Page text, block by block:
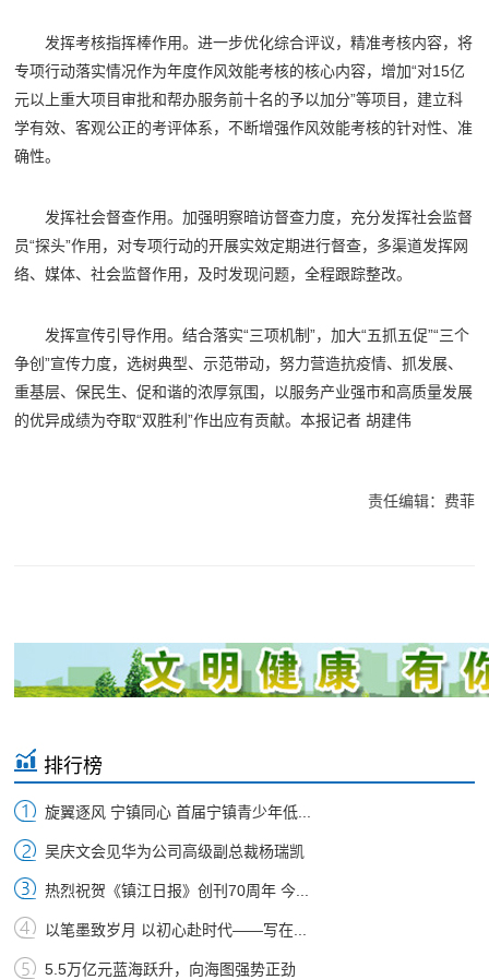
发挥考核指挥棒作用。进一步优化综合评议，精准考核内容，将
专项行动落实情况作为年度作风效能考核的核心内容，增加“对15亿
元以上重大项目审批和帮办服务前十名的予以加分”等项目，建立科
学有效、客观公正的考评体系，不断增强作风效能考核的针对性、准
确性。
发挥社会督查作用。加强明察暗访督查力度，充分发挥社会监督
员“探头”作用，对专项行动的开展实效定期进行督查，多渠道发挥网
络、媒体、社会监督作用，及时发现问题，全程跟踪整改。
发挥宣传引导作用。结合落实“三项机制”，加大“五抓五促”“三个
争创”宣传力度，选树典型、示范带动，努力营造抗疫情、抓发展、
重基层、保民生、促和谐的浓厚氛围，以服务产业强市和高质量发展
的优异成绩为夺取“双胜利”作出应有贡献。本报记者 胡建伟
责任编辑：费菲
排行榜
旋翼逐风 宁镇同心 首届宁镇青少年低...
吴庆文会见华为公司高级副总裁杨瑞凯
热烈祝贺《镇江日报》创刊70周年 今...
以笔墨致岁月 以初心赴时代——写在...
5.5万亿元蓝海跃升，向海图强势正劲